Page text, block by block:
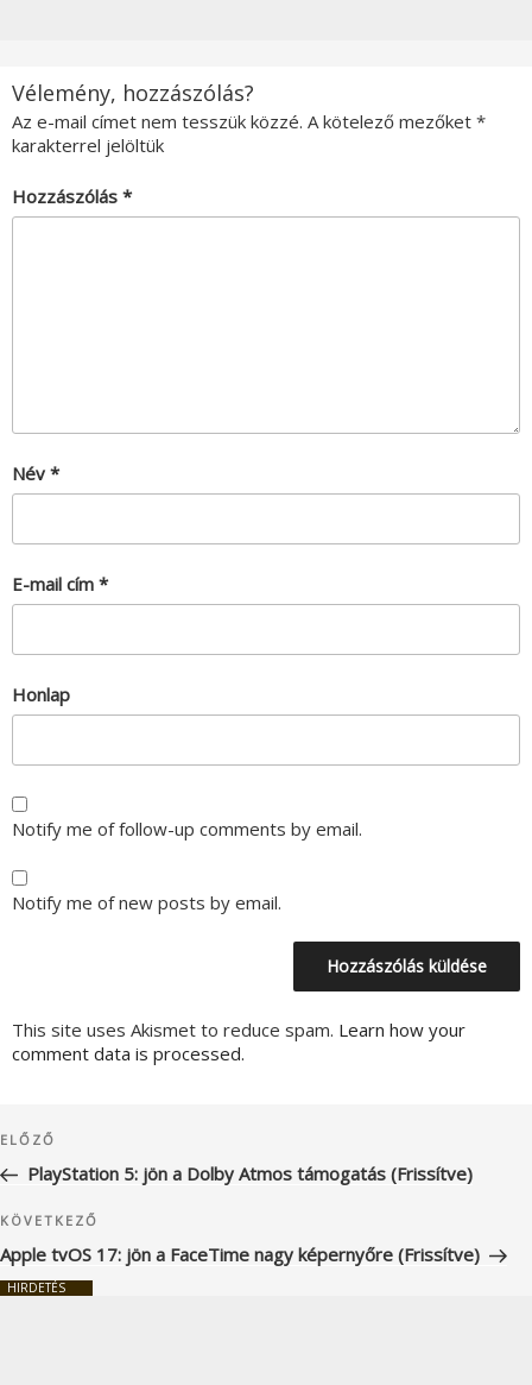
Vélemény, hozzászólás?
Az e-mail címet nem tesszük közzé. A kötelező mezőket *
karakterrel jelöltük
Hozzászólás *
Név *
E-mail cím *
Honlap
Notify me of follow-up comments by email.
Notify me of new posts by email.
This site uses Akismet to reduce spam. Learn how your
comment data is processed.
navigáció
Korábbi
bejegyzés
ELŐZŐ
PlayStation 5: jön a Dolby Atmos támogatás (Frissítve)
Következő
bejegyzés
KÖVETKEZŐ
Apple tvOS 17: jön a FaceTime nagy képernyőre (Frissítve)
HIRDETÉS